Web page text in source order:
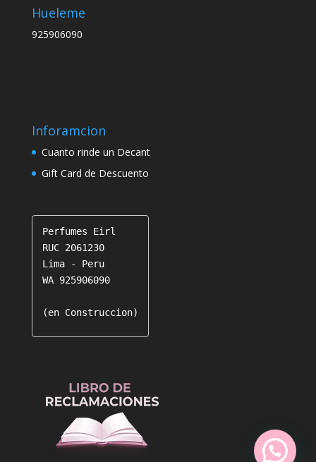
Hueleme
925906090
Inforamcion
Cuanto rinde un Decant
Gift Card de Descuento
Perfumes Eirl
RUC 2061230
Lima - Peru
WA 925906090
(en Construccion)